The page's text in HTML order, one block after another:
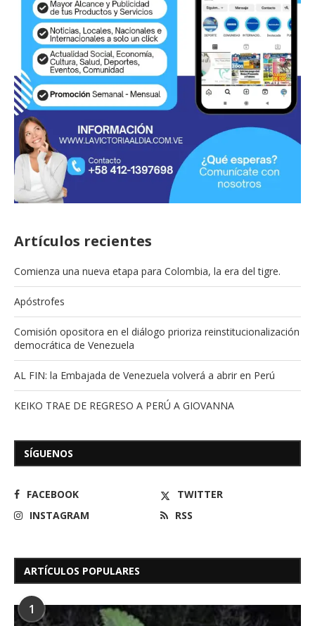
Artículos recientes
Comienza una nueva etapa para Colombia, la era del tigre.
Apóstrofes
Comisión opositora en el diálogo prioriza reinstitucionalización
democrática de Venezuela
AL FIN: la Embajada de Venezuela volverá a abrir en Perú
KEIKO TRAE DE REGRESO A PERÚ A GIOVANNA
SÍGUENOS
FACEBOOK
TWITTER
INSTAGRAM
RSS
ARTÍCULOS POPULARES
1